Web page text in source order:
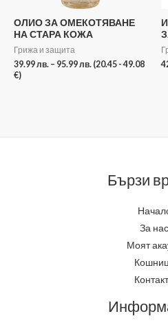
ОЛИО ЗА ОМЕКОТЯВАНЕ
НА СТАРА КОЖА
Грижа и защита
39.99лв. – 95.99лв. (20.45 - 49.08
€)
Бързи
За нас
Моят